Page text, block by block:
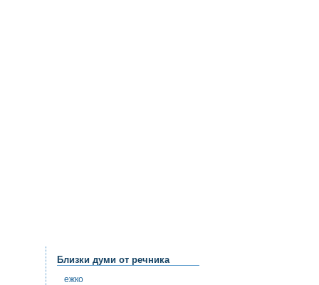
Близки думи от речника
ежко